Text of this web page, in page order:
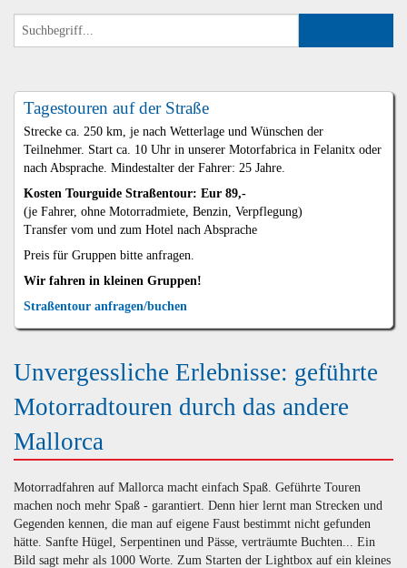
Tagestouren auf der Straße
Strecke ca. 250 km, je nach Wetterlage und Wünschen der
Teilnehmer. Start ca. 10 Uhr in unserer Motorfabrica in Felanitx oder
nach Absprache. Mindestalter der Fahrer: 25 Jahre.
Kosten Tourguide Straßentour: Eur 89,-
(je Fahrer, ohne Motorradmiete, Benzin, Verpflegung)
Transfer vom und zum Hotel nach Absprache
Preis für Gruppen bitte anfragen.
Wir fahren in kleinen Gruppen!
Straßentour anfragen/buchen
Unvergessliche Erlebnisse: geführte
Motorradtouren durch das andere
Mallorca
Motorradfahren auf Mallorca macht einfach Spaß. Geführte Touren
machen noch mehr Spaß - garantiert. Denn hier lernt man Strecken und
Gegenden kennen, die man auf eigene Faust bestimmt nicht gefunden
hätte. Sanfte Hügel, Serpentinen und Pässe, verträumte Buchten... Ein
Bild sagt mehr als 1000 Worte. Zum Starten der Lightbox auf ein kleines